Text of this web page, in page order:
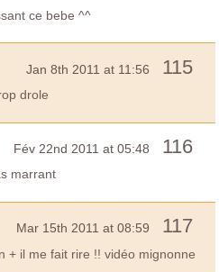
ce bebe ^^
Jan 8th 2011 at 11:56 115
drole
Fév 22nd 2011 at 05:48 116
marrant
Mar 15th 2011 at 08:59 117
+ il me fait rire !! vidéo mignonne